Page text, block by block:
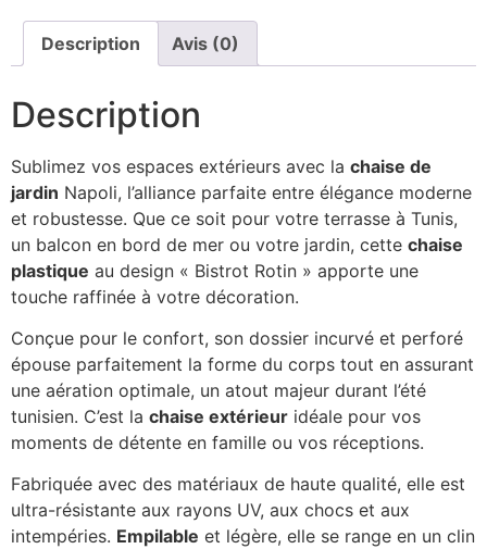
Description Avis (0)
Description
Sublimez vos espaces extérieurs avec la chaise de
jardin Napoli, l’alliance parfaite entre élégance moderne
et robustesse. Que ce soit pour votre terrasse à Tunis,
un balcon en bord de mer ou votre jardin, cette chaise
plastique au design « Bistrot Rotin » apporte une
touche raffinée à votre décoration.
Conçue pour le confort, son dossier incurvé et perforé
épouse parfaitement la forme du corps tout en assurant
une aération optimale, un atout majeur durant l’été
tunisien. C’est la chaise extérieur idéale pour vos
moments de détente en famille ou vos réceptions.
Fabriquée avec des matériaux de haute qualité, elle est
ultra-résistante aux rayons UV, aux chocs et aux
intempéries. Empilable et légère, elle se range en un clin